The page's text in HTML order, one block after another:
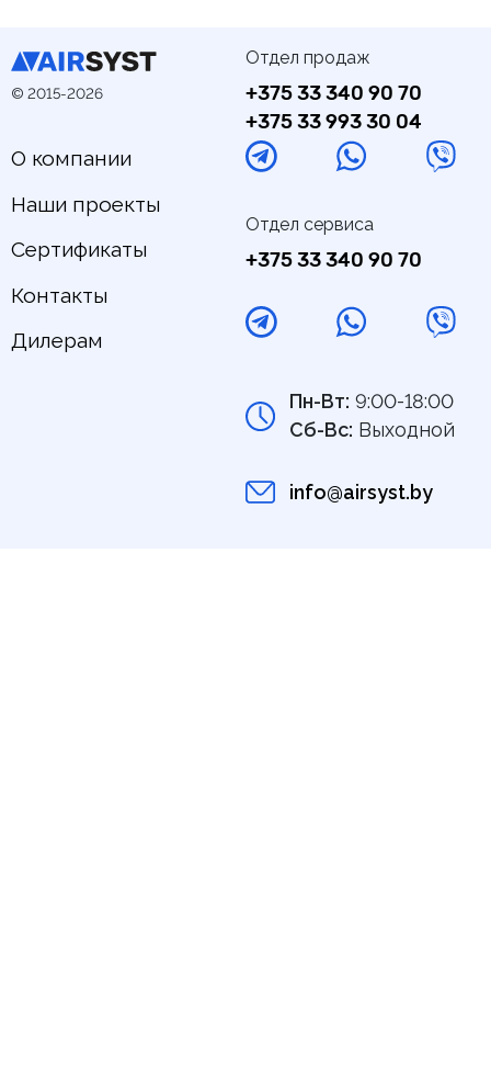
© 2015-2026
О компании
Наши проекты
Сертификаты
Контакты
Дилерам
Пн-Вт: 9:00-18:00
Сб-Вс: Выходной
info@airsyst.by
Отдел продаж
+375 33 340 90 70
+375 33 993 30 04
Отдел сервиса
+375 33 340 90 70